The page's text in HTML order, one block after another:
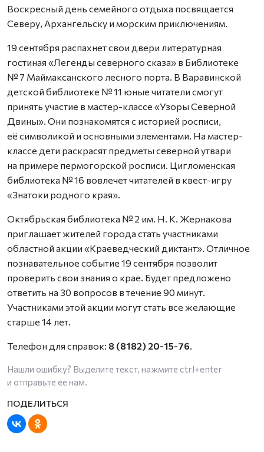
Воскресный день семейного отдыха посвящается
Северу, Архангельску и морским приключениям.
19 сентября распахнет свои двери литературная
гостиная «Легенды северного сказа» в Библиотеке
№ 7 Маймаксанского лесного порта. В Варавинской
детской библиотеке № 11 юные читатели смогут
принять участие в мастер-классе «Узоры Северной
Двины». Они познакомятся с историей росписи,
её символикой и основными элементами. На мастер-
классе дети раскрасят предметы северной утвари
на примере пермогорской росписи. Цигломенская
библиотека № 16 вовлечет читателей в квест-игру
«Знатоки родного края».
Октябрьская библиотека № 2 им. Н. К. Жернакова
приглашает жителей города стать участниками
областной акции «Краеведческий диктант». Отличное
познавательное событие 19 сентября позволит
проверить свои знания о крае. Будет предложено
ответить на 30 вопросов в течение 90 минут.
Участниками этой акции могут стать все желающие
старше 14 лет.
Телефон для справок: 8 (8182) 20-15-76.
Нашли ошибку? Выделите текст, нажмите ctrl+enter
и отправьте ее нам.